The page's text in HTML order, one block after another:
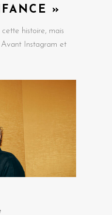
»
cette histoire, mais
Instagram et